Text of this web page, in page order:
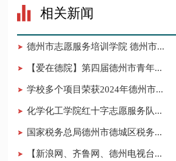
相关新闻
德州市志愿服务培训学院 德州市...
【爱在德院】第四届德州市青年...
学校多个项目荣获2024年德州市...
化学化工学院红十字志愿服务队...
国家税务总局德州市德城区税务...
【新浪网、齐鲁网、德州电视台...